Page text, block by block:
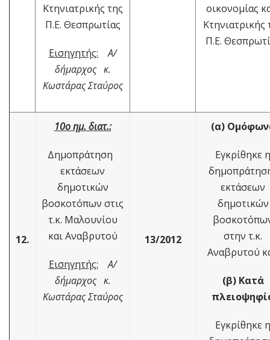
Κτηνιατρικής της
Π.Ε. Θεσπρωτίας
Εισηγητής:
Α/
δήμαρχος κ.
Κωστάρας Σταύρος
οικονομίας
Κτηνιατρικής
Π.Ε.
12.
10ο ημ. διατ.:
Δημοπράτηση
εκτάσεων
δημοτικών
βοσκοτόπων στις
τ.κ. Μαλουνίου
και Αναβρυτού
Εισηγητής:
Α/
δήμαρχος κ.
Κωστάρας Σταύρος
13/2012
(α)
Εγκρίθηκε η
εκτάσεων
δημοτικών
στην τ.κ.
Αναβρυτού
(β) Κατά
Εγκρίθηκε η